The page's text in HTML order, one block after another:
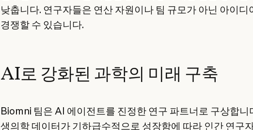
낮춥니다. 연구자들은 연산 자원이나 팀 규모가 아닌 아이디
경쟁할 수 있습니다.
AI로 강화된 과학의 미래 구축
Biomni 팀은 AI 에이전트를 진정한 연구 파트너로 구상합니
생의학 데이터가 기하급수적으로 성장함에 따라 인간 연구